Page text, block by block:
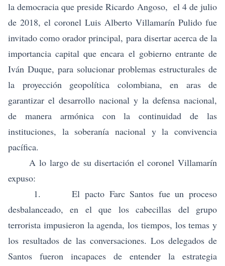
la democracia que preside Ricardo Angoso, el 4 de julio
de 2018, el coronel Luis Alberto Villamarín Pulido fue
invitado como orador principal, para disertar acerca de la
importancia capital que encara el gobierno entrante de
Iván Duque, para solucionar problemas estructurales de
la proyección geopolítica colombiana, en aras de
garantizar el desarrollo nacional y la defensa nacional,
de manera armónica con la continuidad de las
instituciones, la soberanía nacional y la convivencia
pacífica.
A lo largo de su disertación el coronel Villamarín
expuso:
1. El pacto Farc Santos fue un proceso
desbalanceado, en el que los cabecillas del grupo
terrorista impusieron la agenda, los tiempos, los temas y
los resultados de las conversaciones. Los delegados de
Santos fueron incapaces de entender la estrategia